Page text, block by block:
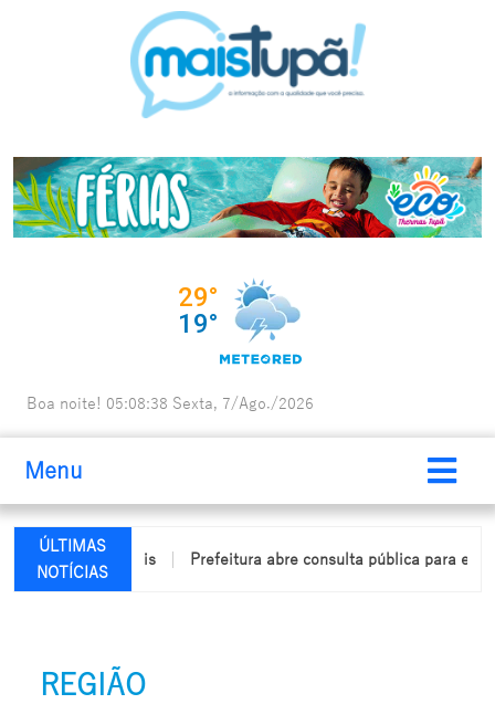
Boa noite! 05:08:39 Sexta, 7/Ago./2026
Menu
ÚLTIMAS
NOTÍCIAS
em Arco-Íris Prefeitura abre consulta pública para
REGIÃO